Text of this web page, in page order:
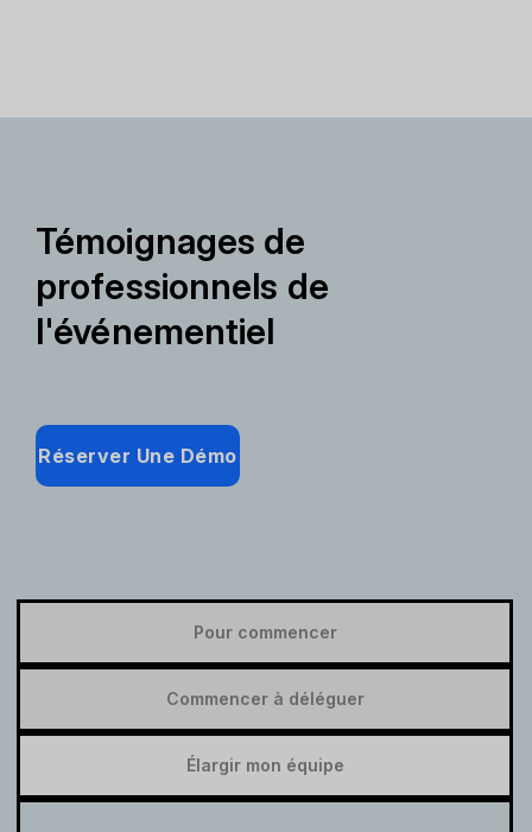
Témoignages de
professionnels de
l'événementiel
Réserver Une Démo
Pour commencer
Commencer à déléguer
Élargir mon équipe